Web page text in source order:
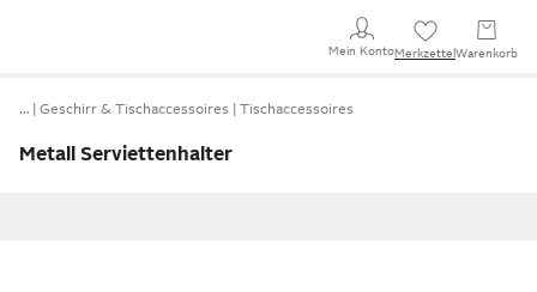
Mein KontoMerkzettel Warenkorb
… Geschirr & Tischaccessoires Tischaccessoires
Metall Serviettenhalter